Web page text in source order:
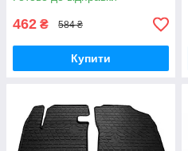
462 ₴ 584 ₴
Купити